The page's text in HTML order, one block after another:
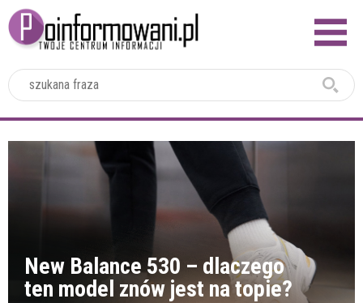
New Balance 530 – dlaczego
ten model znów jest na topie?